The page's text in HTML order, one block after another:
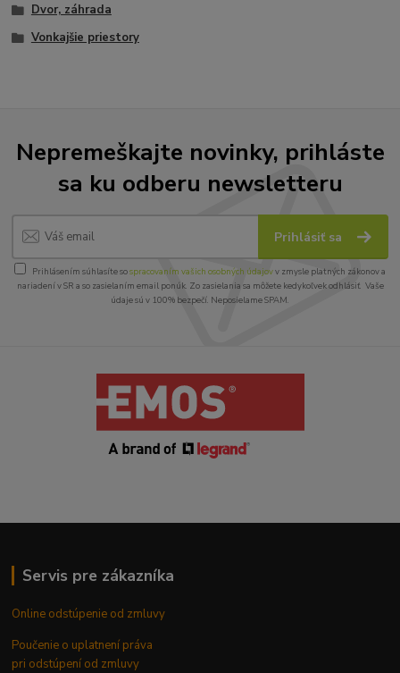
Dvor, záhrada
Vonkajšie priestory
Nepremeškajte novinky, prihláste
sa ku odberu newsletteru
Prihlásiť sa
Prihlásením súhlasíte sospracovaním vašich osobných údajovv zmysle platných zákonov a
nariadení v SR a so zasielaním email ponúk. Zo zasielania sa môžete kedykoľvek odhlásiť. Vaše
údaje sú v 100% bezpečí. Neposielame SPAM.
Servis pre zákazníka
Online odstúpenie od zmluvy
Poučenie o uplatnení práva
pri odstúpení od zmluvy